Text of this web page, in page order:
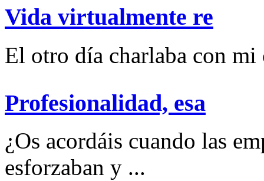
Vida virtualmente re
El otro día charlaba con
Profesionalidad, esa
¿Os acordáis cuando las
esforzaban y ...